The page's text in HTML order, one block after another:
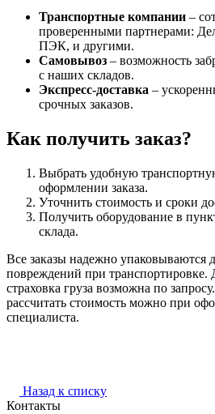
Транспортные компании –
проверенными партнерами:
ПЭК, и другими.
Самовывоз – возможность
с наших складов.
Экспресс-доставка –
срочных заказов.
Как получить заказ?
Выбрать удобную
оформлении заказа.
Уточнить стоимость и сроки
Получить оборудование в
склада.
Все заказы надежно упаковываются
повреждений при транспортировке.
страховка груза возможна по
рассчитать стоимость можно при
специалиста.
Назад к списку
Контакты